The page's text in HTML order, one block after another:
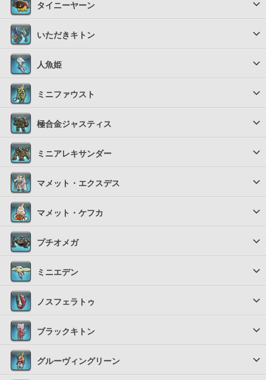
タイニーヤーン
いただきキトン
人魚姫
ミニファウスト
極合金ジャスティス
ミニアレキサンダー
マメット・エクスデス
マメット・ケフカ
プチオメガ
ミニエデン
ノスフェラトゥ
ブラックキトン
グルーヴィングリーン